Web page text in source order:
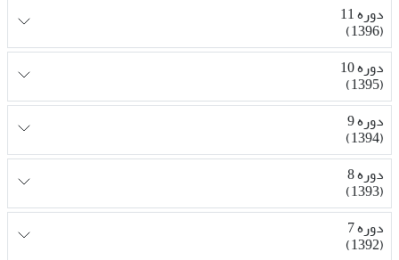
دوره 11
(1396)
دوره 10
(1395)
دوره 9
(1394)
دوره 8
(1393)
دوره 7
(1392)